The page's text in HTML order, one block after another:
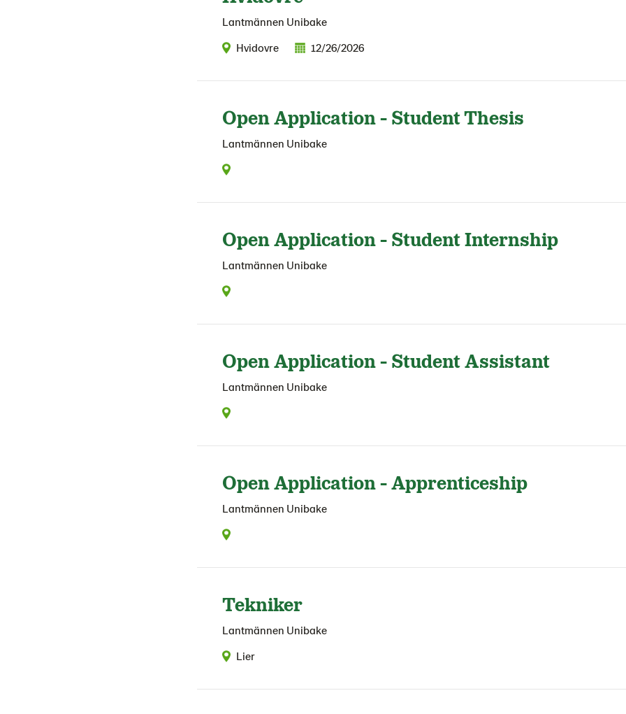
Lantmännen Unibake
Hvidovre
12/26/2026
Open Application - Student Thesis
Lantmännen Unibake
Open Application - Student Internship
Lantmännen Unibake
Open Application - Student Assistant
Lantmännen Unibake
Open Application - Apprenticeship
Lantmännen Unibake
Tekniker
Lantmännen Unibake
Lier